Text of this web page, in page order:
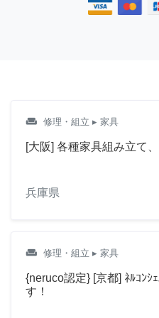
weekend 修理・組立 ▸ 家具
[大阪] 各種家具組み立て
兵庫県
weekend 修理・組立 ▸ 家具
{neruco認定} [京都] ﾈﾙｺﾝｼ
す！